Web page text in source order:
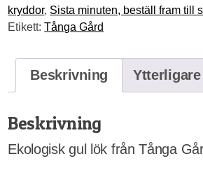
kryddor, Sista minuten, beställ fram till
Etikett:Tånga Gård
Beskrivning
Beskrivning
Ekologisk gul lök från Tånga